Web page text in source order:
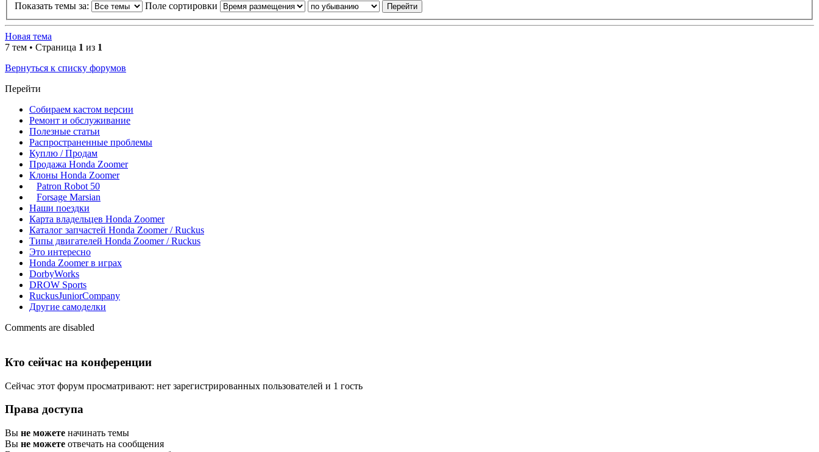
Показать темы за: Поле сортировки
Новая тема
7 тем • Страница 1 из 1
Вернуться к списку форумов
Перейти
Собираем кастом версии
Ремонт и обслуживание
Полезные статьи
Распространенные проблемы
Куплю / Продам
Продажа Honda Zoomer
Клоны Honda Zoomer
Patron Robot 50
Forsage Marsian
Наши поездки
Карта владельцев Honda Zoomer
Каталог запчастей Honda Zoomer / Ruckus
Типы двигателей Honda Zoomer / Ruckus
Это интересно
Honda Zoomer в играх
DorbyWorks
DROW Sports
RuckusJuniorCompany
Другие самоделки
Comments are disabled
Кто сейчас на конференции
Сейчас этот форум просматривают: нет зарегистрированных пользователей и 1 гость
Права доступа
Вы не можете начинать темы
Вы не можете отвечать на сообщения